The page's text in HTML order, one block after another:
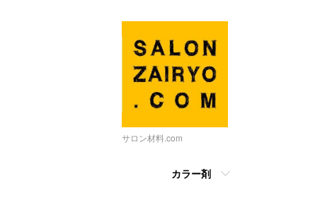
サロン材料.com
カラー剤